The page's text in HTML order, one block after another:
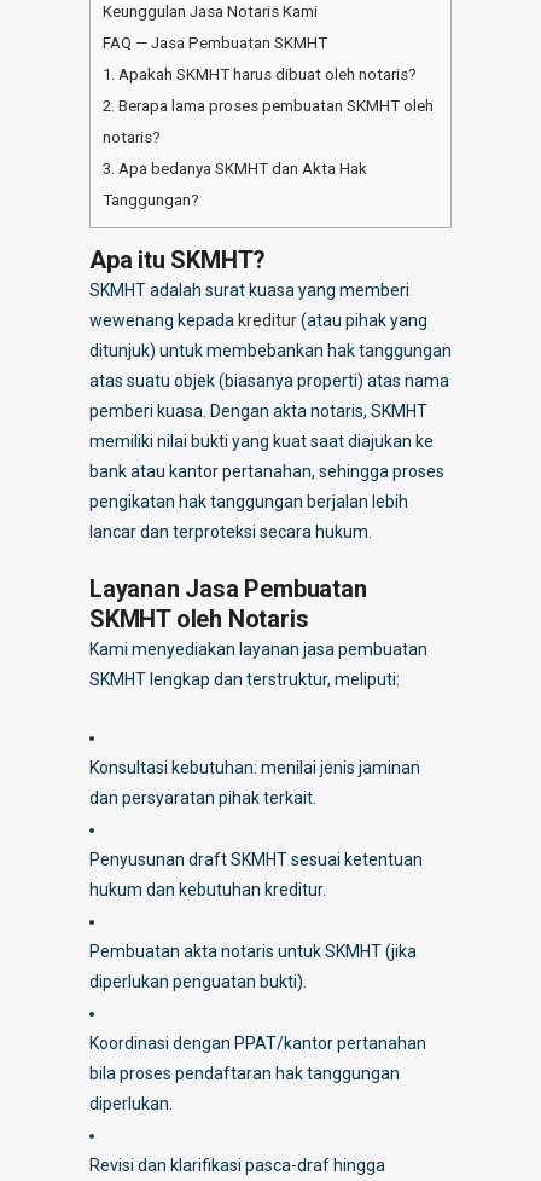
Keunggulan Jasa Notaris Kami
FAQ — Jasa Pembuatan SKMHT
1. Apakah SKMHT harus dibuat oleh notaris?
2. Berapa lama proses pembuatan SKMHT oleh
notaris?
3. Apa bedanya SKMHT dan Akta Hak
Tanggungan?
Apa itu SKMHT?
SKMHT adalah surat kuasa yang memberi
wewenang kepada kreditur(atau pihak yang
ditunjuk) untuk membebankan hak tanggungan
atas suatu objek (biasanya properti) atas nama
pemberi kuasa. Dengan akta notaris, SKMHT
memiliki nilai bukti yang kuat saat diajukan ke
bank atau kantor pertanahan, sehingga proses
pengikatan hak tanggungan berjalan lebih
lancar dan terproteksi secara hukum.
Layanan Jasa Pembuatan
SKMHT oleh Notaris
Kami menyediakan layanan jasa pembuatan
SKMHT lengkap dan terstruktur, meliputi:
Konsultasi kebutuhan: menilai jenis jaminan
dan persyaratan pihak terkait.
Penyusunan draft SKMHT sesuai ketentuan
hukum dan kebutuhan kreditur.
Pembuatan akta notaris untuk SKMHT (jika
diperlukan penguatan bukti).
Koordinasi dengan PPAT/kantor pertanahan
bila proses pendaftaran hak tanggungan
diperlukan.
Revisi dan klarifikasi pasca-draf hingga